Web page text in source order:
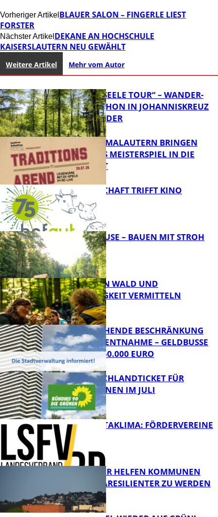
Vorheriger Artikel BLAUER SALON – FINGERLE LIEST
FORSTER
Nächster Artikel DEKANE AN HOCHSCHULE
KAISERSLAUTERN NEU GEWÄHLT
Weitere Artikel Mehr vom Autor
FB Kultur
„HERZ UND SEELE TOUR“ – WANDER-
HALBMARATHON IN JOHANNISKREUZ
STARTET WIEDER
FB News
FCK UND KLIMALAUTERN BRINGEN
LEGENDÄRES MEISTERSPIEL IN DIE
INNENSTADT
FB News
LANDWIRTSCHAFT TRIFFT KINO
Bildung
GOLDEN HOUSE – BAUEN MIT STROH
Bildung
FASZINATION WALD UND
NACHHALTIGKEIT VERMITTELN
FB News
VORÜBERGEHENDE BESCHRÄNKUNG
DER WASSERENTNAHME – GELDBUSSE V
ON BIS ZU 50.000 EURO
FB News
KEIN DEUTSCHLANDTICKET FÜR
SCHÜLER*INNEN IM JULI
FB News
GUT FÜRS KITAKLIMA: FÖRDERVEREINE
SIND COOL!
GRÜNDÄCHER HELFEN KOMMUNEN
DABEI KLIMARESILIENTER ZU WERDEN